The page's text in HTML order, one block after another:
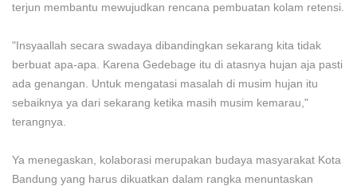
terjun membantu mewujudkan rencana pembuatan kolam retensi.
"Insyaallah secara swadaya dibandingkan sekarang kita tidak
berbuat apa-apa. Karena Gedebage itu di atasnya hujan aja pasti
ada genangan. Untuk mengatasi masalah di musim hujan itu
sebaiknya ya dari sekarang ketika masih musim kemarau,"
terangnya.
Ya menegaskan, kolaborasi merupakan budaya masyarakat Kota
Bandung yang harus dikuatkan dalam rangka menuntaskan